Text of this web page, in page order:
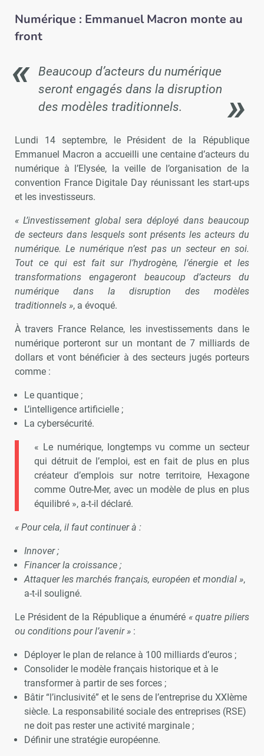
Numérique : Emmanuel Macron monte au
front
Beaucoup d’acteurs du numérique
seront engagés dans la disruption
des modèles traditionnels.
Lundi 14 septembre, le Président de la République
Emmanuel Macron a accueilli une centaine d’acteurs du
numérique à l’Elysée, la veille de l’organisation de la
convention France Digitale Day réunissant les start-ups
et les investisseurs.
« L’investissement global sera déployé dans beaucoup
de secteurs dans lesquels sont présents les acteurs du
numérique. Le numérique n’est pas un secteur en soi.
Tout ce qui est fait sur l’hydrogène, l’énergie et les
transformations engageront beaucoup d’acteurs du
numérique dans la disruption des modèles
traditionnels », a évoqué.
À travers France Relance, les investissements dans le
numérique porteront sur un montant de 7 milliards de
dollars et vont bénéficier à des secteurs jugés porteurs
comme :
Le quantique ;
L’intelligence artificielle ;
La cybersécurité.
« Le numérique, longtemps vu comme un secteur
qui détruit de l’emploi, est en fait de plus en plus
créateur d’emplois sur notre territoire, Hexagone
comme Outre-Mer, avec un modèle de plus en plus
équilibré », a-t-il déclaré.
« Pour cela, il faut continuer à :
Innover ;
Financer la croissance ;
Attaquer les marchés français, européen et mondial »,
a-t-il souligné.
Le Président de la République a énuméré « quatre piliers
ou conditions pour l’avenir » :
Déployer le plan de relance à 100 milliards d’euros ;
Consolider le modèle français historique et à le
transformer à partir de ses forces ;
Bâtir “l’inclusivité” et le sens de l’entreprise du XXIème
siècle. La responsabilité sociale des entreprises (RSE)
ne doit pas rester une activité marginale ;
Définir une stratégie européenne.